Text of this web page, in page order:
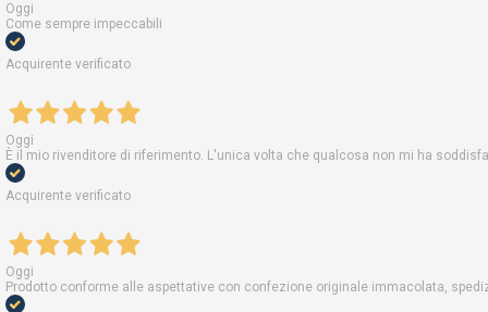
Oggi
Come sempre impeccabili
Acquirente verificato
Oggi
È il mio rivenditore di riferimento. L'unica volta che qualcosa non mi ha
Acquirente verificato
Oggi
Prodotto conforme alle aspettative con confezione originale immacolata,